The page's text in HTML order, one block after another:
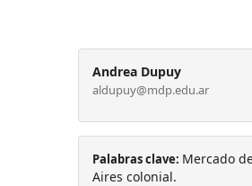
Andrea Dupuy
aldupuy@mdp.edu.ar
Palabras clave: Mercado
Aires colonial.